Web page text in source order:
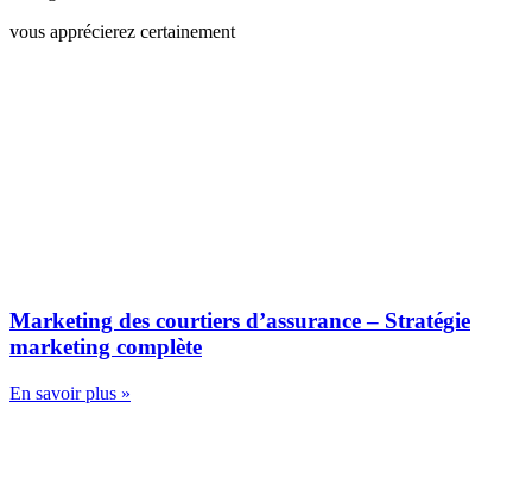
vous apprécierez certainement
Marketing des courtiers d’assurance – Stratégie
marketing complète
En savoir plus »